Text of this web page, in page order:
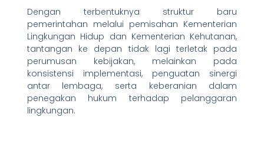
Dengan terbentuknya struktur baru
pemerintahan melalui pemisahan Kementerian
Lingkungan Hidup dan Kementerian Kehutanan,
tantangan ke depan tidak lagi terletak pada
perumusan kebijakan, melainkan pada
konsistensi implementasi, penguatan sinergi
antar lembaga, serta keberanian dalam
penegakan hukum terhadap pelanggaran
lingkungan.